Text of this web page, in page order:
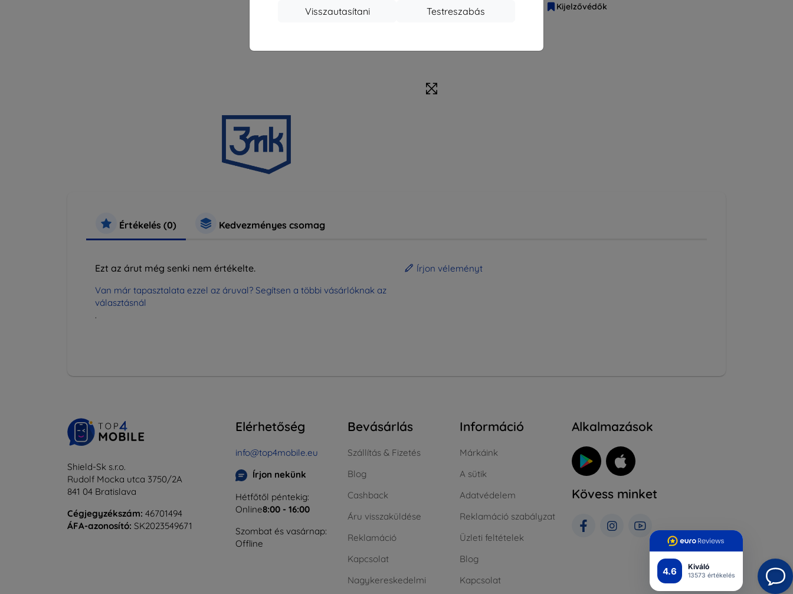
4.6 Kiváló
13573 értékelés
Testreszabás
Visszautasítani
Kijelzővédő fóliák
Kijelzővédők
Értékelés (0) Kedvezményes csomag
Ezt az árut még senki nem értékelte.
Van már tapasztalata ezzel az áruval? Segítsen a többi vásárlóknak az
választásnál
.
Írjon véleményt
Shield-Sk s.r.o.
Rudolf Mocka utca 3750/2A
841 04 Bratislava
Cégjegyzékszám: 46701494
ÁFA-azonosító: SK2023549671
Elérhetőség
info@top4mobile.eu
Írjon nekünk
Hétfőtől péntekig:
Online8:00 - 16:00
Szombat és vasárnap:
Offline
Bevásárlás
Szállítás & Fizetés
Blog
Cashback
Áru visszaküldése
Reklamáció
Kapcsolat
Nagykereskedelmi
Információ
Márkáink
A sütik
Adatvédelem
Reklamáció szabályzat
Üzleti feltételek
Blog
Kapcsolat
Alkalmazások
Kövess minket